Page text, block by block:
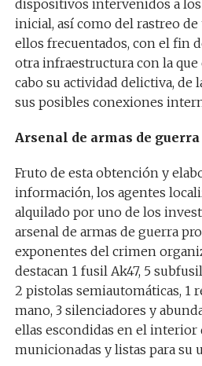
dispositivos intervenidos a
inicial, así como del rastreo
ellos frecuentados, con el fin
otra infraestructura con la que
cabo su actividad delictiva, de
sus posibles conexiones
Arsenal de armas de guerra
Fruto de esta obtención y
información, los agentes
alquilado por uno de los
arsenal de armas de guerra
exponentes del crimen
destacan 1 fusil Ak47, 5
2 pistolas semiautomáticas, 1
mano, 3 silenciadores y
ellas escondidas en el interior
municionadas y listas para su